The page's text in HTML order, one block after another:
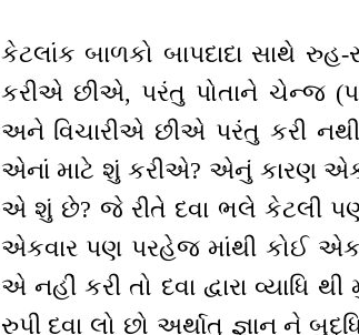
કેટલાંક બાળકો બાપદાદા સાથે
કરીએ છીએ, પરંતુ પોતાને ચેન્જ
અને વિચારીએ છીએ પરંતુ કરી
એનાં માટે શું કરીએ? એનું કારણ
એ શું છે? જે રીતે દવા ભલે કેટલી પણ
એકવાર પણ પરહેજ માંથી કોઈ એક
એ નહીં કરી તો દવા દ્વારા
રુપી દવા લો છો અર્થાત્ જ્ઞાન ને